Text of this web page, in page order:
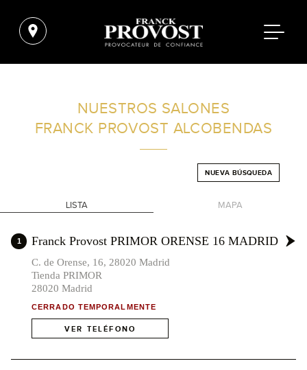
FILTROS AVANZADOS
NUESTROS SALONES
FRANCK PROVOST ALCOBENDAS
NUEVA BÚSQUEDA
LISTA MAPA
+
1 Franck Provost PRIMOR ORENSE 16 MADRID
C. de Orense, 16, 28020 Madrid
Tienda PRIMOR
28020 Madrid
CERRADO TEMPORALMENTE
VER TELÉFONO